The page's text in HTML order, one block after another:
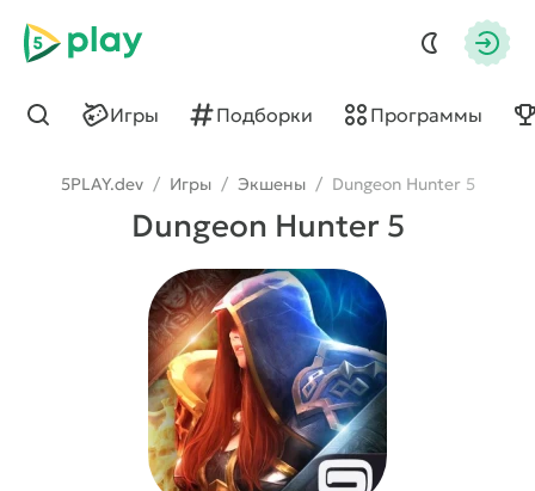
5play
Игры Подборки Программы
Найти
5PLAY.dev / Игры / Экшены / Dungeon Hunter 5
Dungeon Hunter 5